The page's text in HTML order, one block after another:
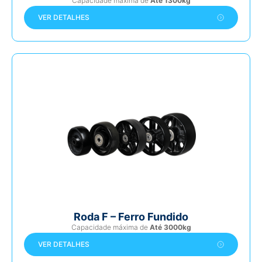
VER DETALHES
Roda F – Ferro Fundido
Capacidade máxima de Até 3000kg
VER DETALHES